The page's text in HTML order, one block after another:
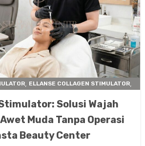
, ELLANSE COLLAGEN STIMULATOR,
Solusi Wajah
Muda Tanpa Operasi
Beauty Center